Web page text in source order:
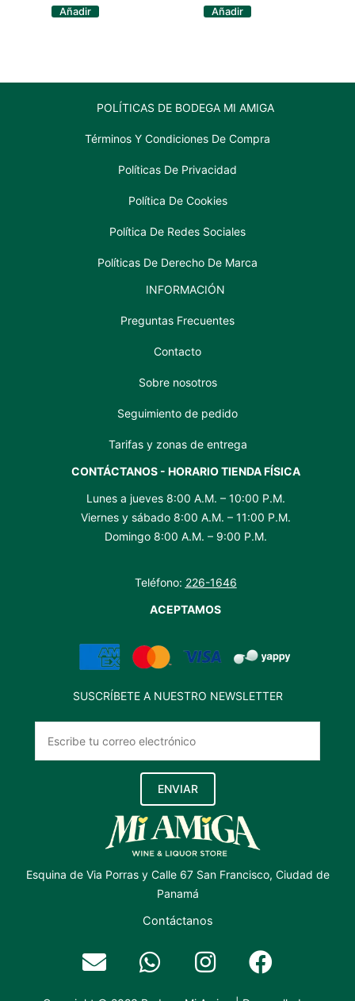
Añadir Añadir
POLÍTICAS DE BODEGA MI AMIGA
Términos Y Condiciones De Compra
Políticas De Privacidad
Política De Cookies
Política De Redes Sociales
Políticas De Derecho De Marca
INFORMACIÓN
Preguntas Frecuentes
Contacto
Sobre nosotros
Seguimiento de pedido
Tarifas y zonas de entrega
CONTÁCTANOS - HORARIO TIENDA FÍSICA
Lunes a jueves 8:00 A.M. – 10:00 P.M.
Viernes y sábado 8:00 A.M. – 11:00 P.M.
Domingo 8:00 A.M. – 9:00 P.M.
Teléfono: 226-1646
ACEPTAMOS
SUSCRÍBETE A NUESTRO NEWSLETTER
ENVIAR
Esquina de Via Porras y Calle 67 San Francisco, Ciudad de
Panamá
Contáctanos